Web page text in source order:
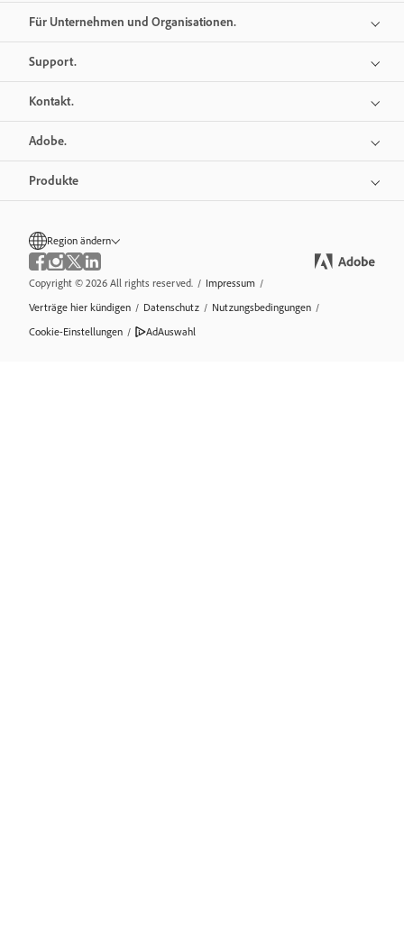
Für Unternehmen und Organisationen.
Support.
Kontakt.
Adobe.
Produkte
Region ändern
Copyright © 2026 All rights reserved. / Impressum /
Verträge hier kündigen / Datenschutz / Nutzungsbedingungen /
Cookie-Einstellungen / AdAuswahl